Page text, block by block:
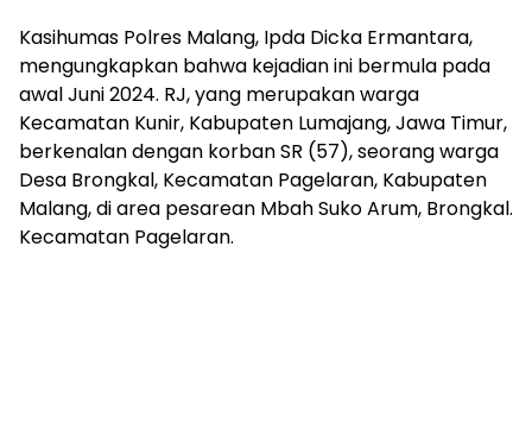
Kasihumas Polres Malang, Ipda Dicka Ermantara,
mengungkapkan bahwa kejadian ini bermula pada
awal Juni 2024. RJ, yang merupakan warga
Kecamatan Kunir, Kabupaten Lumajang, Jawa Timur,
berkenalan dengan korban SR (57), seorang warga
Desa Brongkal, Kecamatan Pagelaran, Kabupaten
Malang, di area pesarean Mbah Suko Arum, Brongkal.
Kecamatan Pagelaran.